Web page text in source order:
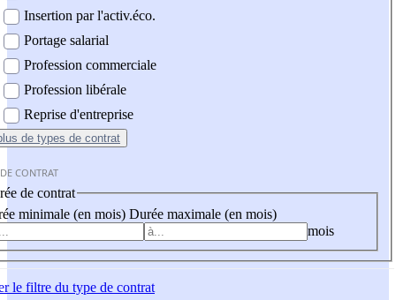
Insertion par l'activ.éco.
Portage salarial
Profession commerciale
Profession libérale
Reprise d'entreprise
de types de contrat
CONTRAT
de contrat
minimale (en mois) Durée maximale (en mois)
mois
le filtre du type de contrat